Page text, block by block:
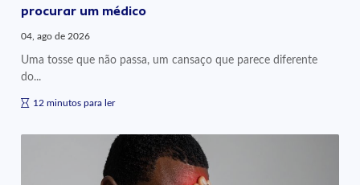
procurar um médico
04, ago de 2026
Uma tosse que não passa, um cansaço que parece diferente
do...
12 minutos para ler